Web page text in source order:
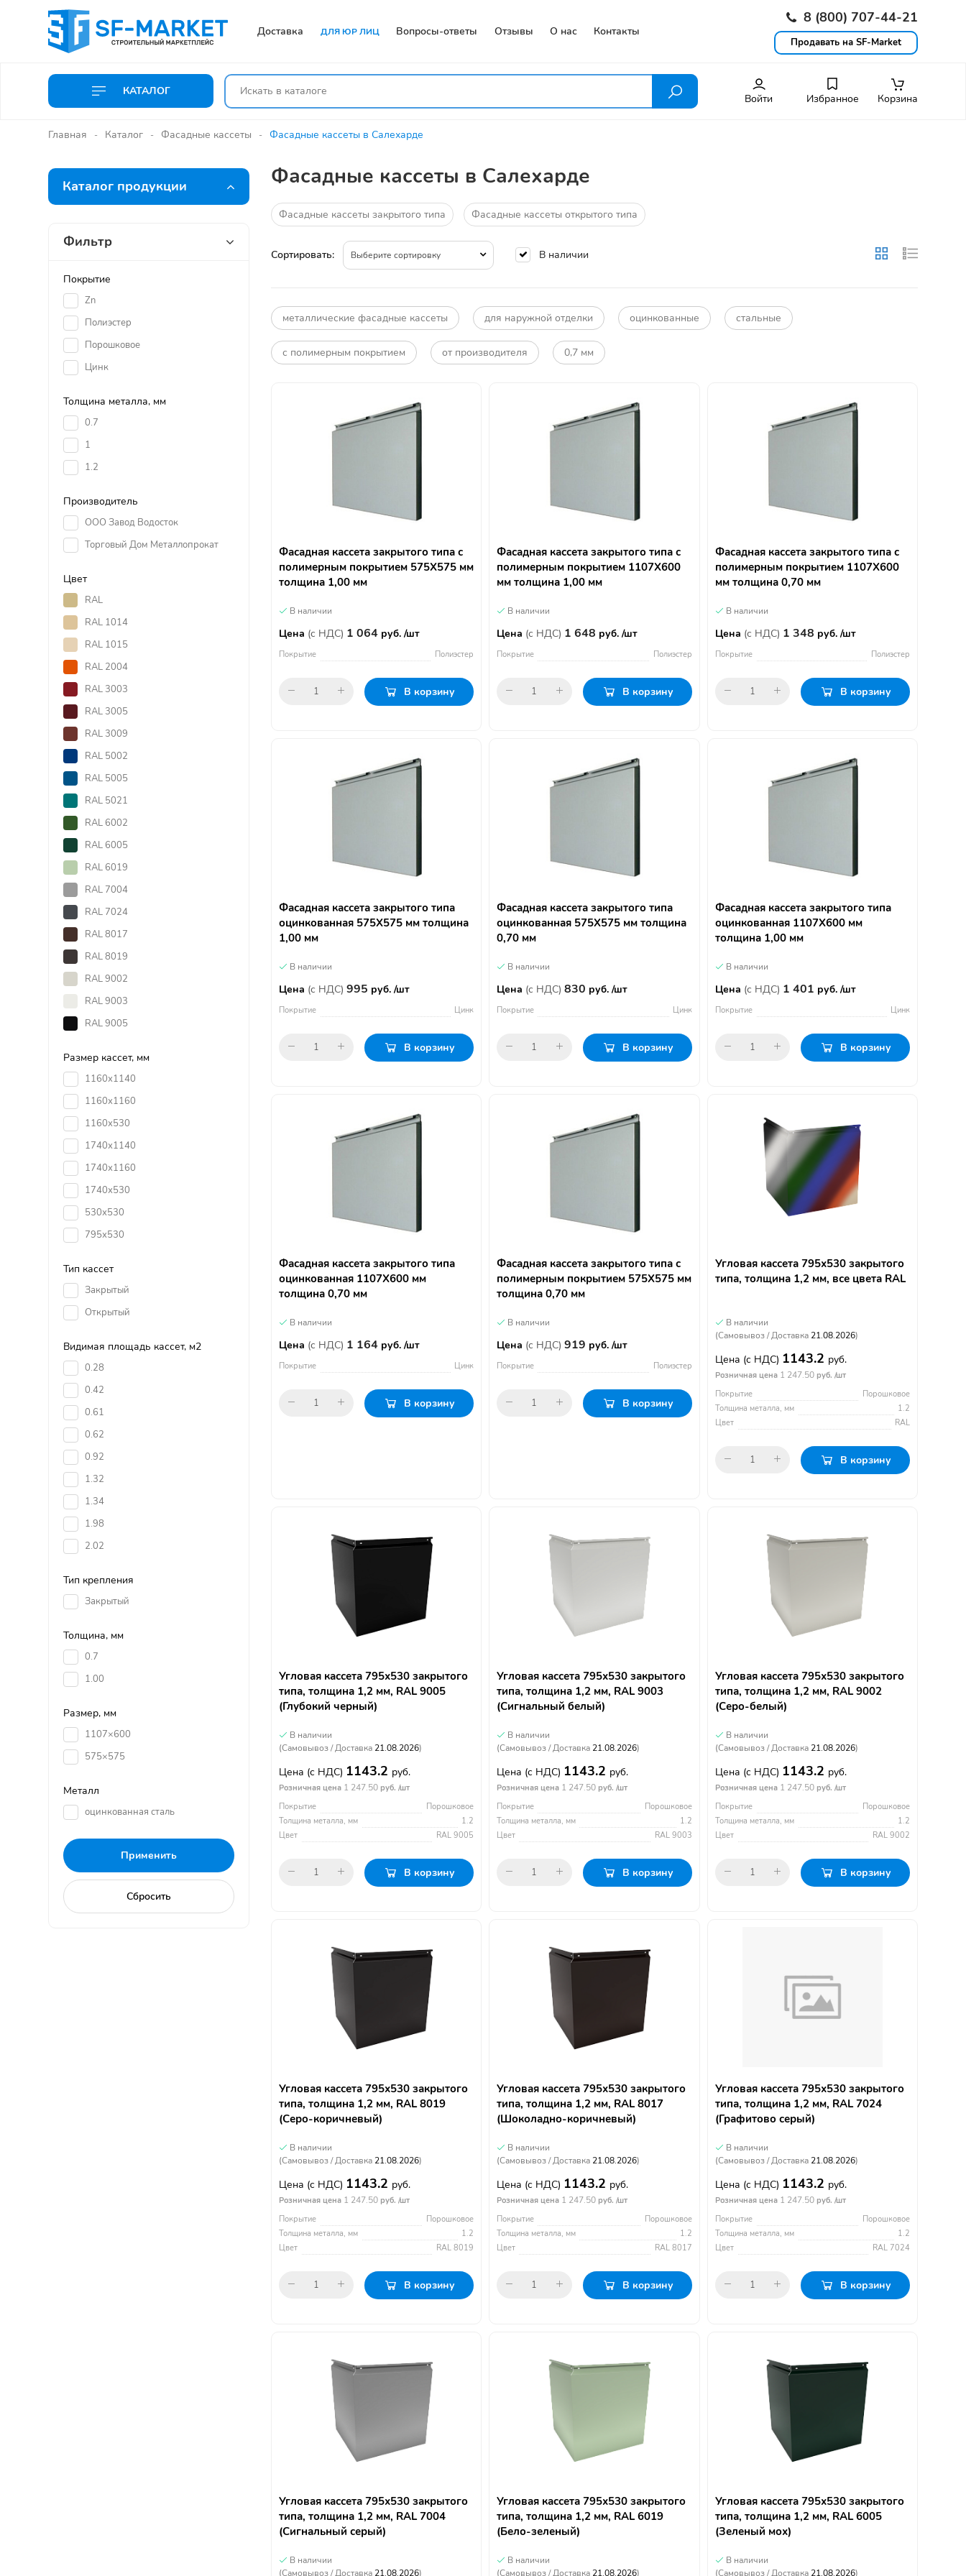
Доставка ДЛЯ ЮР ЛИЦ Вопросы-ответы Отзывы О нас Контакты
8 (800) 707-44-21
Продавать на SF-Market
КАТАЛОГ
Войти Избранное Корзина
Главная Каталог Фасадные кассеты Фасадные кассеты в Салехарде
Каталог продукции
Фильтр
Покрытие
Zn
Полиэстер
Порошковое
Цинк
Толщина металла, мм
0.7
1
1.2
Производитель
ООО Завод Водосток
Торговый Дом Металлопрокат
Цвет
RAL
RAL 1014
RAL 1015
RAL 2004
RAL 3003
RAL 3005
RAL 3009
RAL 5002
RAL 5005
RAL 5021
RAL 6002
RAL 6005
RAL 6019
RAL 7004
RAL 7024
RAL 8017
RAL 8019
RAL 9002
RAL 9003
RAL 9005
Размер кассет, мм
1160х1140
1160х1160
1160х530
1740х1140
1740х1160
1740х530
530х530
795х530
Тип кассет
Закрытый
Открытый
Видимая площадь кассет, м2
0.28
0.42
0.61
0.62
0.92
1.32
1.34
1.98
2.02
Тип крепления
Закрытый
Толщина, мм
0.7
1.00
Размер, мм
1107×600
575×575
Металл
оцинкованная сталь
Фасадные кассеты в Салехарде
Фасадные кассеты закрытого типа Фасадные кассеты открытого типа
Сортировать: Выберите сортировку В наличии
металлические фасадные кассеты для наружной отделки оцинкованные стальные
с полимерным покрытием от производителя 0,7 мм
Фасадная кассета закрытого типа с
полимерным покрытием 575Х575 мм
толщина 1,00 мм
В наличии
Цена (с НДС) 1 064 руб. /шт
Покрытие Полиэстер
В корзину
Фасадная кассета закрытого типа с
полимерным покрытием 1107Х600
мм толщина 1,00 мм
В наличии
Цена (с НДС) 1 648 руб. /шт
Покрытие Полиэстер
В корзину
Фасадная кассета закрытого типа с
полимерным покрытием 1107Х600
мм толщина 0,70 мм
В наличии
Цена (с НДС) 1 348 руб. /шт
Покрытие Полиэстер
В корзину
Фасадная кассета закрытого типа
оцинкованная 575Х575 мм толщина
1,00 мм
В наличии
Цена (с НДС) 995 руб. /шт
Покрытие Цинк
В корзину
Фасадная кассета закрытого типа
оцинкованная 575Х575 мм толщина
0,70 мм
В наличии
Цена (с НДС) 830 руб. /шт
Покрытие Цинк
В корзину
Фасадная кассета закрытого типа
оцинкованная 1107Х600 мм
толщина 1,00 мм
В наличии
Цена (с НДС) 1 401 руб. /шт
Покрытие Цинк
В корзину
Фасадная кассета закрытого типа
оцинкованная 1107Х600 мм
толщина 0,70 мм
В наличии
Цена (с НДС) 1 164 руб. /шт
Покрытие Цинк
В корзину
Фасадная кассета закрытого типа с
полимерным покрытием 575Х575 мм
толщина 0,70 мм
В наличии
Цена (с НДС) 919 руб. /шт
Покрытие Полиэстер
В корзину
Угловая кассета 795х530 закрытого
типа, толщина 1,2 мм, все цвета RAL
В наличии
(Самовывоз / Доставка 21.08.2026)
Цена (с НДС) 1143.2 руб.
Розничная цена 1 247.50руб. /шт
Покрытие
Порошковое
Толщина металла, мм
1.2
Цвет
RAL
В корзину
Угловая кассета 795х530 закрытого
типа, толщина 1,2 мм, RAL 9005
(Глубокий черный)
В наличии
(Самовывоз / Доставка 21.08.2026)
Цена (с НДС) 1143.2 руб.
Розничная цена 1 247.50 руб. /шт
Покрытие
Порошковое
Толщина металла, мм
1.2
Цвет
RAL 9005
В корзину
Угловая кассета 795х530 закрытого
типа, толщина 1,2 мм, RAL 9003
(Сигнальный белый)
В наличии
(Самовывоз / Доставка 21.08.2026)
Цена (с НДС) 1143.2 руб.
Розничная цена 1 247.50 руб. /шт
Покрытие
Порошковое
Толщина металла, мм
1.2
Цвет
RAL 9003
В корзину
Угловая кассета 795х530 закрытого
типа, толщина 1,2 мм, RAL 9002
(Серо-белый)
В наличии
(Самовывоз / Доставка 21.08.2026)
Цена (с НДС) 1143.2 руб.
Розничная цена 1 247.50руб. /шт
Покрытие
Порошковое
Толщина металла, мм
1.2
Цвет
RAL 9002
В корзину
Угловая кассета 795х530 закрытого
типа, толщина 1,2 мм, RAL 8019
(Серо-коричневый)
В наличии
(Самовывоз / Доставка 21.08.2026)
Цена (с НДС) 1143.2 руб.
Розничная цена 1 247.50 руб. /шт
Покрытие
Порошковое
Толщина металла, мм
1.2
Цвет
RAL 8019
В корзину
Угловая кассета 795х530 закрытого
типа, толщина 1,2 мм, RAL 8017
(Шоколадно-коричневый)
В наличии
(Самовывоз / Доставка 21.08.2026)
Цена (с НДС) 1143.2 руб.
Розничная цена 1 247.50 руб. /шт
Покрытие
Порошковое
Толщина металла, мм
1.2
Цвет
RAL 8017
В корзину
Угловая кассета 795х530 закрытого
типа, толщина 1,2 мм, RAL 7024
(Графитово серый)
В наличии
(Самовывоз / Доставка 21.08.2026)
Цена (с НДС) 1143.2 руб.
Розничная цена 1 247.50руб. /шт
Покрытие
Порошковое
Толщина металла, мм
1.2
Цвет
RAL 7024
В корзину
Угловая кассета 795х530 закрытого
типа, толщина 1,2 мм, RAL 7004
(Сигнальный серый)
В наличии
(Самовывоз / Доставка 21.08.2026)
Угловая кассета 795х530 закрытого
типа, толщина 1,2 мм, RAL 6019
(Бело-зеленый)
В наличии
(Самовывоз / Доставка 21.08.2026)
Угловая кассета 795х530 закрытого
типа, толщина 1,2 мм, RAL 6005
(Зеленый мох)
В наличии
(Самовывоз / Доставка 21.08.2026)